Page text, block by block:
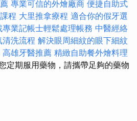
專業可信的外燴廠商 便捷自助式
程 大里推拿療程 適合你的假牙選
專業記帳士輕鬆處理帳務 中醫經絡
清洗流程 解決眼周細紋的眼下細紋
高雄牙醫推薦 精緻自助餐外燴料理
定期服用藥物，請攜帶足夠的藥物